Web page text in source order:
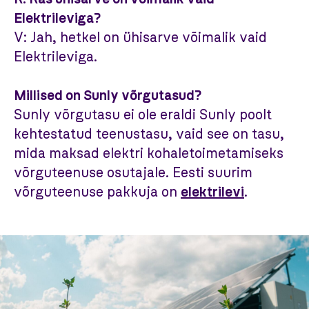
Elektrileviga?
V: Jah, hetkel on ühisarve võimalik vaid
Elektrileviga.
Millised on Sunly võrgutasud?
Sunly võrgutasu ei ole eraldi Sunly poolt
kehtestatud teenustasu, vaid see on tasu,
mida maksad elektri kohaletoimetamiseks
võrguteenuse osutajale. Eesti suurim
võrguteenuse pakkuja on elektrilevi.